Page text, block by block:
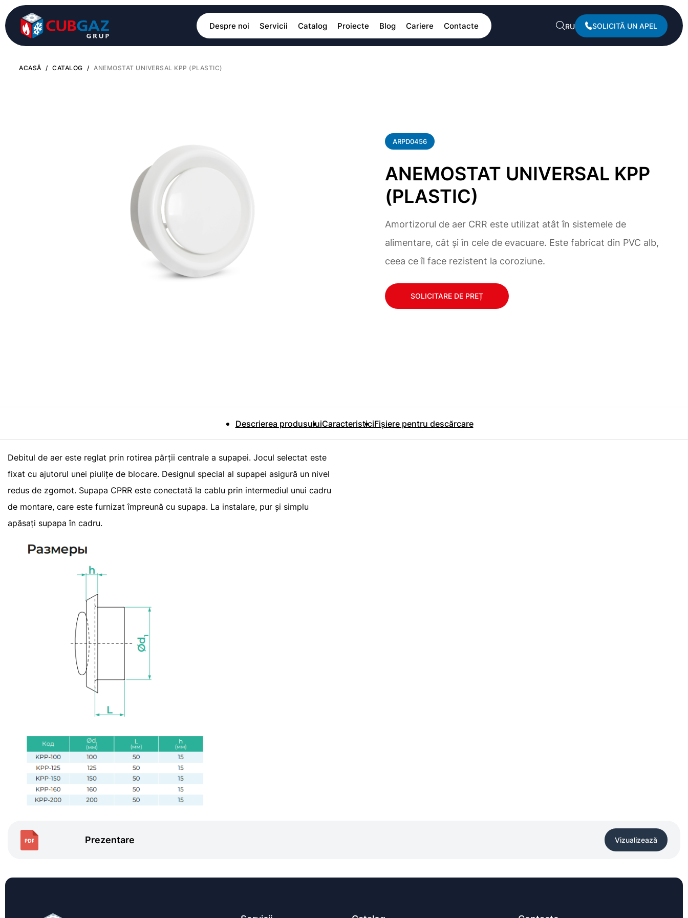
Despre noi Servicii Catalog Proiecte Blog Cariere Contacte RU SOLICITĂ UN APEL
ACASĂ / CATALOG / ANEMOSTAT UNIVERSAL KPP (PLASTIC)
ARPD0456
ANEMOSTAT UNIVERSAL KPP
(PLASTIC)
Amortizorul de aer CRR este utilizat atât în sistemele de
alimentare, cât și în cele de evacuare. Este fabricat din PVC alb,
ceea ce îl face rezistent la coroziune.
SOLICITARE DE PREȚ
Descrierea produsuluiCaracteristiciFișiere pentru descărcare
Debitul de aer este reglat prin rotirea părții centrale a supapei. Jocul selectat este
fixat cu ajutorul unei piulițe de blocare. Designul special al supapei asigură un nivel
redus de zgomot. Supapa CPRR este conectată la cablu prin intermediul unui cadru
de montare, care este furnizat împreună cu supapa. La instalare, pur și simplu
apăsați supapa în cadru.
Prezentare Vizualizează